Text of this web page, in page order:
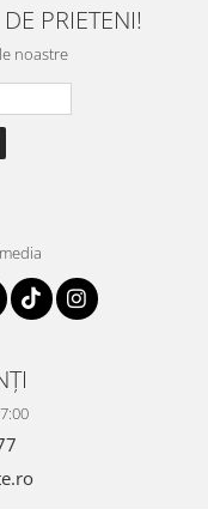
PRIETENI!
noastre